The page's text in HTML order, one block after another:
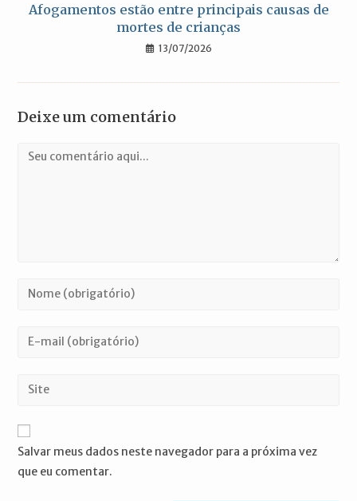
Afogamentos estão entre principais causas de
mortes de crianças
13/07/2026
Deixe um comentário
Comentário
Digite
ou
de
para
comentar
Digite
de
mail
para
comentar
Digite
URL
site
Salvar meus dados neste navegador para a próxima vez
que eu comentar.